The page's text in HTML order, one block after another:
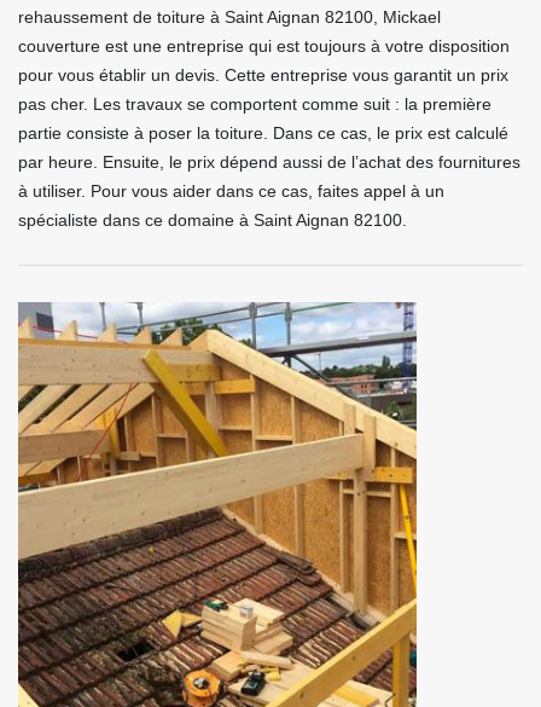
rehaussement de toiture à Saint Aignan 82100, Mickael
couverture est une entreprise qui est toujours à votre disposition
pour vous établir un devis. Cette entreprise vous garantit un prix
pas cher. Les travaux se comportent comme suit : la première
partie consiste à poser la toiture. Dans ce cas, le prix est calculé
par heure. Ensuite, le prix dépend aussi de l’achat des fournitures
à utiliser. Pour vous aider dans ce cas, faites appel à un
spécialiste dans ce domaine à Saint Aignan 82100.